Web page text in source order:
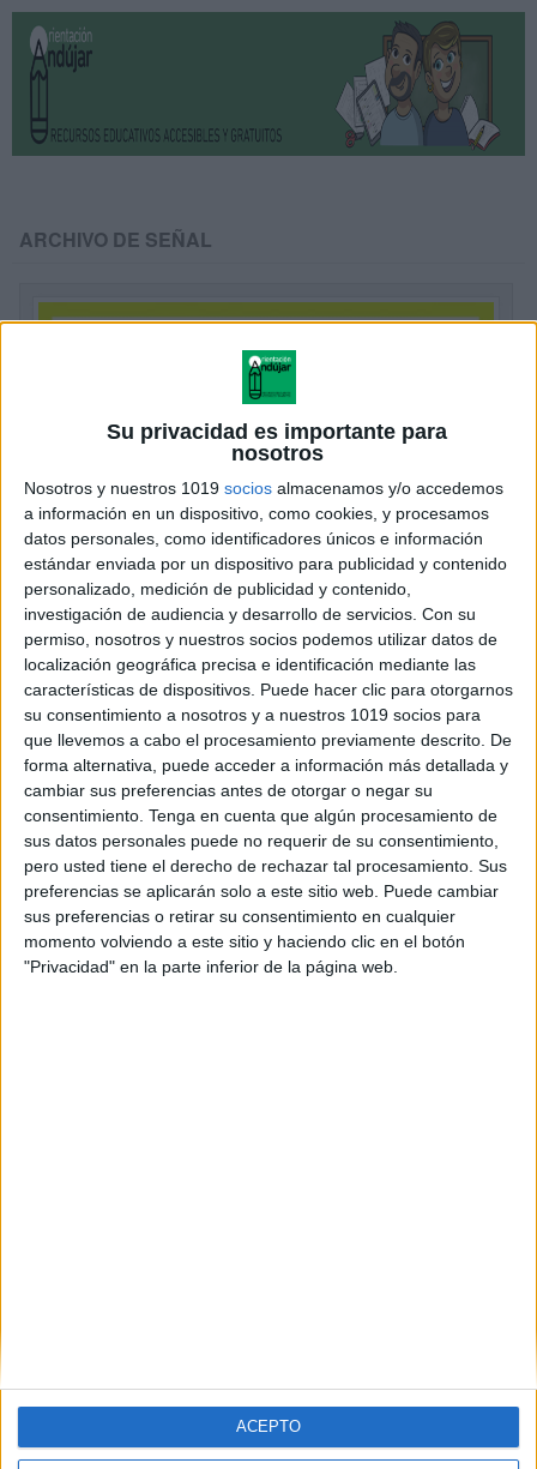
Su privacidad es importante para
nosotros
Nosotros y nuestros 1019 socios almacenamos y/o accedemos
a información en un dispositivo, como cookies, y procesamos
datos personales, como identificadores únicos e información
estándar enviada por un dispositivo para publicidad y contenido
personalizado, medición de publicidad y contenido,
investigación de audiencia y desarrollo de servicios. Con su
permiso, nosotros y nuestros socios podemos utilizar datos de
localización geográfica precisa e identificación mediante las
características de dispositivos. Puede hacer clic para otorgarnos
su consentimiento a nosotros y a nuestros 1019 socios para
que llevemos a cabo el procesamiento previamente descrito. De
forma alternativa, puede acceder a información más detallada y
cambiar sus preferencias antes de otorgar o negar su
consentimiento. Tenga en cuenta que algún procesamiento de
sus datos personales puede no requerir de su consentimiento,
pero usted tiene el derecho de rechazar tal procesamiento. Sus
preferencias se aplicarán solo a este sitio web. Puede cambiar
sus preferencias o retirar su consentimiento en cualquier
momento volviendo a este sitio y haciendo clic en el botón
"Privacidad" en la parte inferior de la página web.
ACEPTO
ARCHIVO DE SEÑAL
5 Mejores Repetidores de señal Wifi 2021
Publicado el 29 diciembre, 2020
En este artículo queremos proponeros cinco
fantásticos amplificadores de señal wifi que os puede
servir para vuestras clases o casa. ¿Estáis hartos de
que en determinadas zonas de el cole […]
SEGUIR LEYENDO
Buscar